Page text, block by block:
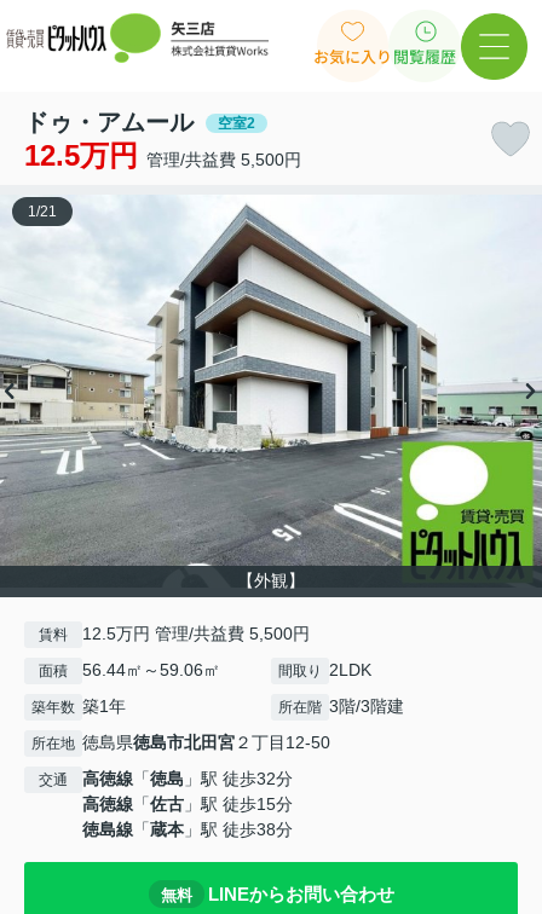
お気に入り 閲覧履歴
ドゥ・アムール 空室2
12.5万円 管理/共益費 5,500円
【外観】
1/21
賃料 12.5万円 管理/共益費 5,500円
面積 56.44㎡～59.06㎡ 間取り 2LDK
築年数 築1年 所在階 3階/3階建
所在地 徳島県徳島市北田宮２丁目12-50
交通 高徳線 「徳島 」駅 徒歩32分
高徳線 「佐古 」駅 徒歩15分
徳島線 「蔵本 」駅 徒歩38分
無料 LINEからお問い合わせ